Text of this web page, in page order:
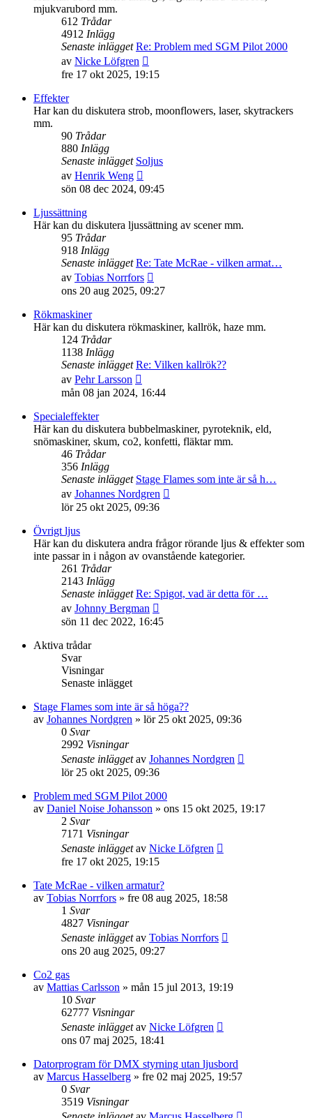
mjukvarubord mm.
612 Trådar
4912 Inlägg
Senaste inlägget Re: Problem med SGM Pilot 2000
av Nicke Löfgren
till
inlägget
fre 17 okt 2025, 19:15
Effekter
Har kan du diskutera strob, moonflowers, laser, skytrackers
mm.
90 Trådar
880 Inlägg
Senaste inlägget Soljus
av Henrik Weng
till
inlägget
sön 08 dec 2024, 09:45
Ljussättning
Här kan du diskutera ljussättning av scener mm.
95 Trådar
918 Inlägg
Senaste inlägget Re: Tate McRae - vilken armat…
av Tobias Norrfors
till
inlägget
ons 20 aug 2025, 09:27
Rökmaskiner
Här kan du diskutera rökmaskiner, kallrök, haze mm.
124 Trådar
1138 Inlägg
Senaste inlägget Re: Vilken kallrök??
av Pehr Larsson
till
inlägget
mån 08 jan 2024, 16:44
Specialeffekter
Här kan du diskutera bubbelmaskiner, pyroteknik, eld,
snömaskiner, skum, co2, konfetti, fläktar mm.
46 Trådar
356 Inlägg
Senaste inlägget Stage Flames som inte är så h…
av Johannes Nordgren
inlägget
lör 25 okt 2025, 09:36
Övrigt ljus
Här kan du diskutera andra frågor rörande ljus & effekter som
inte passar in i någon av ovanstående kategorier.
261 Trådar
2143 Inlägg
Senaste inlägget Re: Spigot, vad är detta för …
av Johnny Bergman
till
sön 11 dec 2022, 16:45
Aktiva trådar
Svar
Visningar
Senaste inlägget
Stage Flames som inte är så höga??
av Johannes Nordgren » lör 25 okt 2025, 09:36
0 Svar
2992 Visningar
Senaste inläggetav Johannes Nordgren
lör 25 okt 2025, 09:36
Problem med SGM Pilot 2000
av Daniel Noise Johansson » ons 15 okt 2025, 19:17
2 Svar
7171 Visningar
Senaste inläggetav Nicke Löfgren
fre 17 okt 2025, 19:15
Tate McRae - vilken armatur?
av Tobias Norrfors » fre 08 aug 2025, 18:58
1 Svar
4827 Visningar
Senaste inläggetav Tobias Norrfors
ons 20 aug 2025, 09:27
Co2 gas
av Mattias Carlsson » mån 15 jul 2013, 19:19
10 Svar
62777 Visningar
Senaste inläggetav Nicke Löfgren
ons 07 maj 2025, 18:41
Datorprogram för DMX styrning utan ljusbord
av Marcus Hasselberg » fre 02 maj 2025, 19:57
0 Svar
3519 Visningar